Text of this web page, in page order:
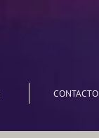
CONTACTO